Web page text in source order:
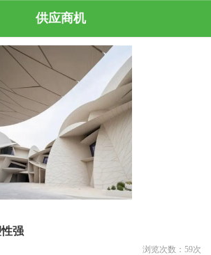
供应商机
强
浏览次数： 59次